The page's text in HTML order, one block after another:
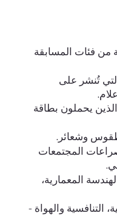
لكل فئة من فئات المسابقة
تُنشر على
يحملون بطاقة
وشعائر.
المجتمعات
المعمارية،
التنافسية والهواة -